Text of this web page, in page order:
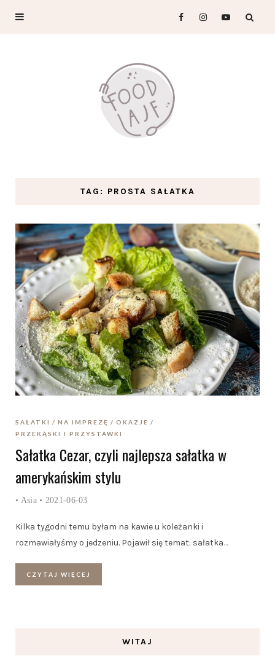
TAG: PROSTA SAŁATKA
SAŁATKI NA IMPREZĘ
OKAZJE
PRZEKĄSKI I PRZYSTAWKI
Sałatka Cezar, czyli najlepsza sałatka w
amerykańskim stylu
• Asia • 2021-06-03
Kilka tygodni temu byłam na kawie u koleżanki i
rozmawiałyśmy o jedzeniu. Pojawił się temat: sałatka…
CZYTAJ WIĘCEJ
WITAJ